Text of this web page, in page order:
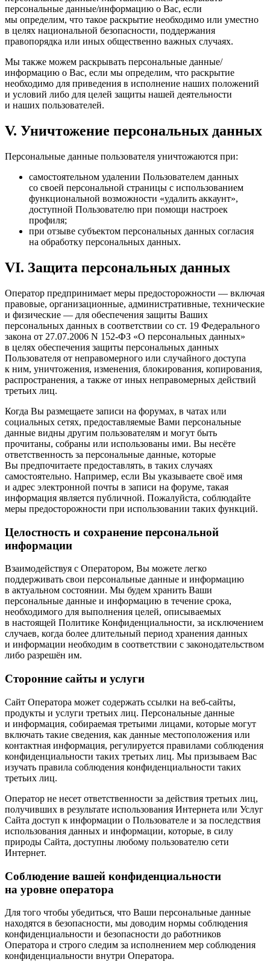
персональные данные/информацию о Вас, если
мы определим, что такое раскрытие необходимо или уместно
в целях национальной безопасности, поддержания
правопорядка или иных общественно важных случаях.
Мы также можем раскрывать персональные данные/
информацию о Вас, если мы определим, что раскрытие
необходимо для приведения в исполнение наших положений
и условий либо для целей защиты нашей деятельности
и наших пользователей.
V. Уничтожение персональных данных
Персональные данные пользователя уничтожаются при:
самостоятельном удалении Пользователем данных
со своей персональной страницы с использованием
функциональной возможности «удалить аккаунт»,
доступной Пользователю при помощи настроек
профиля;
при отзыве субъектом персональных данных согласия
на обработку персональных данных.
VI. Защита персональных данных
Оператор предпринимает меры предосторожности — включая
правовые, организационные, административные, технические
и физические — для обеспечения защиты Ваших
персональных данных в соответствии со ст. 19 Федерального
закона от 27.07.2006 N 152-ФЗ «О персональных данных»
в целях обеспечения защиты персональных данных
Пользователя от неправомерного или случайного доступа
к ним, уничтожения, изменения, блокирования, копирования,
распространения, а также от иных неправомерных действий
третьих лиц.
Когда Вы размещаете записи на форумах, в чатах или
социальных сетях, предоставляемые Вами персональные
данные видны другим пользователям и могут быть
прочитаны, собраны или использованы ими. Вы несёте
ответственность за персональные данные, которые
Вы предпочитаете предоставлять, в таких случаях
самостоятельно. Например, если Вы указываете своё имя
и адрес электронной почты в записи на форуме, такая
информация является публичной. Пожалуйста, соблюдайте
меры предосторожности при использовании таких функций.
Целостность и сохранение персональной
информации
Взаимодействуя с Оператором, Вы можете легко
поддерживать свои персональные данные и информацию
в актуальном состоянии. Мы будем хранить Ваши
персональные данные и информацию в течение срока,
необходимого для выполнения целей, описываемых
в настоящей Политике Конфиденциальности, за исключением
случаев, когда более длительный период хранения данных
и информации необходим в соответствии с законодательством
либо разрешён им.
Сторонние сайты и услуги
Сайт Оператора может содержать ссылки на веб-сайты,
продукты и услуги третьих лиц. Персональные данные
и информация, собираемая третьими лицами, которые могут
включать такие сведения, как данные местоположения или
контактная информация, регулируется правилами соблюдения
конфиденциальности таких третьих лиц. Мы призываем Вас
изучать правила соблюдения конфиденциальности таких
третьих лиц.
Оператор не несет ответственности за действия третьих лиц,
получивших в результате использования Интернета или Услуг
Сайта доступ к информации о Пользователе и за последствия
использования данных и информации, которые, в силу
природы Сайта, доступны любому пользователю сети
Интернет.
Соблюдение вашей конфиденциальности
на уровне оператора
Для того чтобы убедиться, что Ваши персональные данные
находятся в безопасности, мы доводим нормы соблюдения
конфиденциальности и безопасности до работников
Оператора и строго следим за исполнением мер соблюдения
конфиденциальности внутри Оператора.